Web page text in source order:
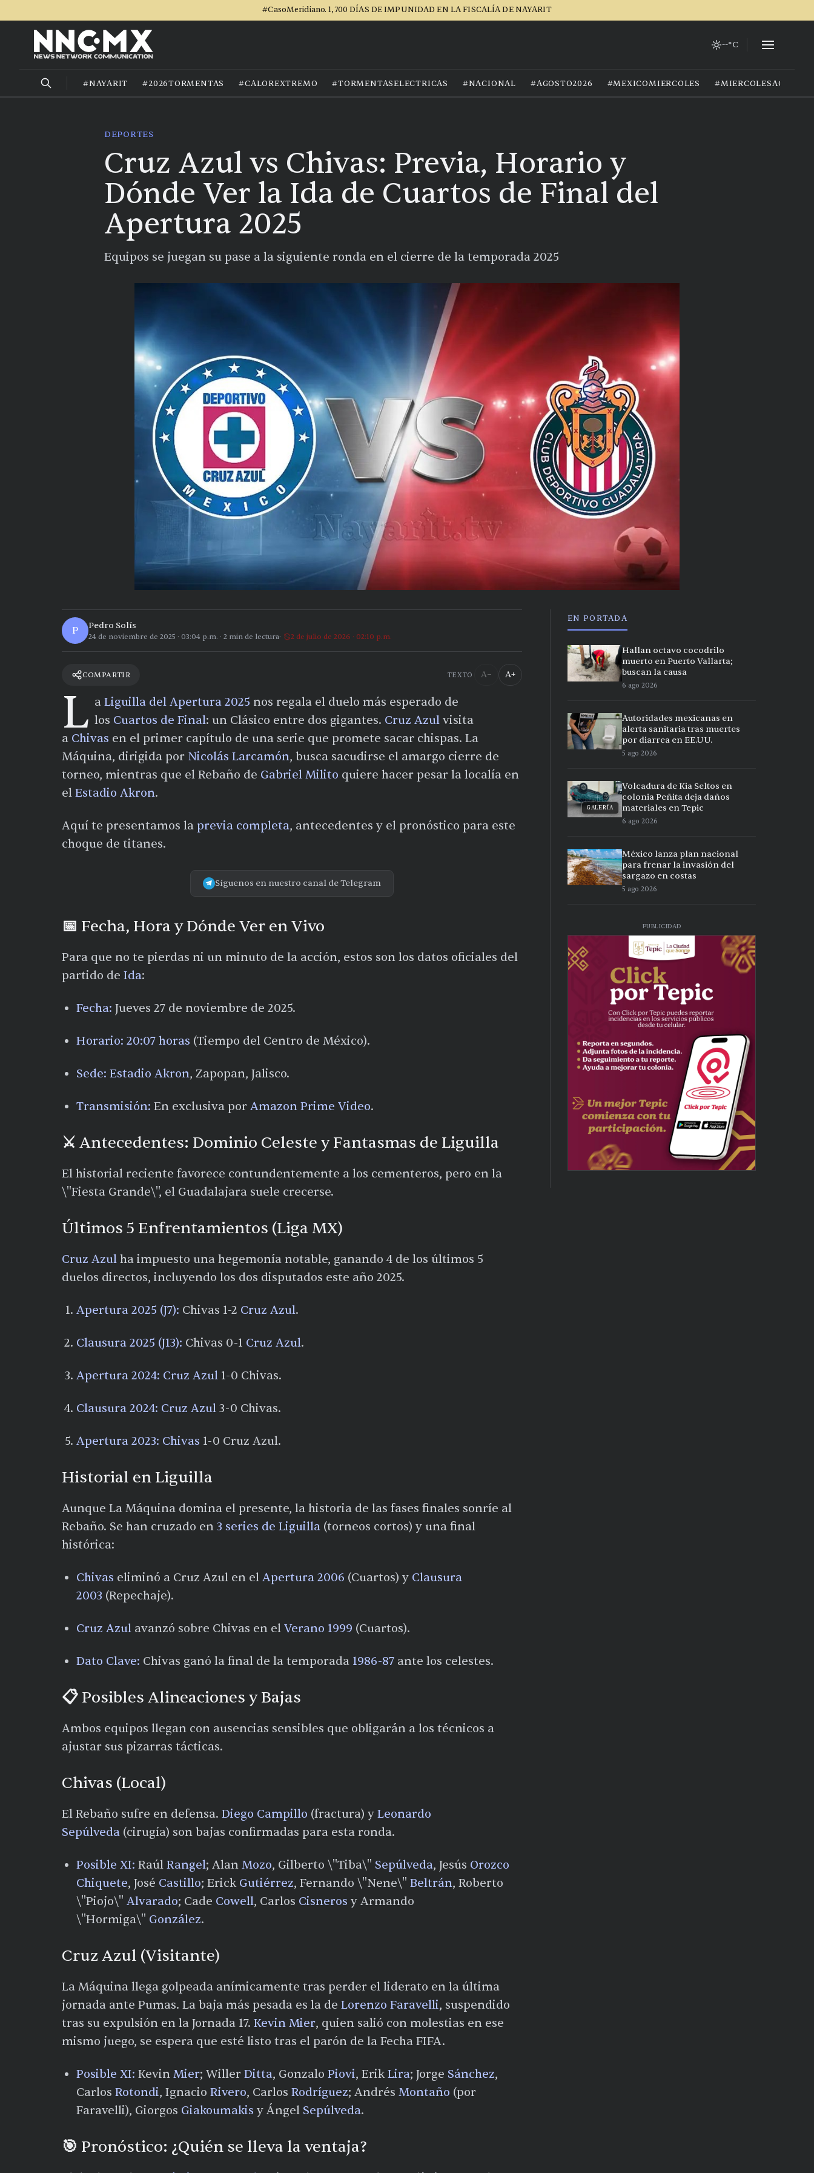
#CasoMeridiano. 1,700 DÍAS DE IMPUNIDAD EN LA FISCALÍA DE NAYARIT
--°C
#NAYARIT #2026TORMENTAS #CALOREXTREMO #TORMENTASELECTRICAS #NACIONAL #AGOSTO2026 #MEXICOMIERCOLES #MIERCOLESAGOSTO
DEPORTES
Cruz Azul vs Chivas: Previa, Horario y
Dónde Ver la Ida de Cuartos de Final del
Apertura 2025
Equipos se juegan su pase a la siguiente ronda en el cierre de la temporada 2025
P Pedro Solís
24 de noviembre de 2025 · 03:04 p.m. · 2 min de lectura 2 de julio de 2026 · 02:10 p.m.
COMPARTIR TEXTO A− A+
L a Liguilla del Apertura 2025 nos regala el duelo más esperado de
los Cuartos de Final: un Clásico entre dos gigantes. Cruz Azul visita
a Chivas en el primer capítulo de una serie que promete sacar chispas. La
Máquina, dirigida por Nicolás Larcamón, busca sacudirse el amargo cierre de
torneo, mientras que el Rebaño de Gabriel Milito quiere hacer pesar la localía en
el Estadio Akron.
Aquí te presentamos la previa completa, antecedentes y el pronóstico para este
choque de titanes.
Síguenos en nuestro canal de Telegram
📅 Fecha, Hora y Dónde Ver en Vivo
Para que no te pierdas ni un minuto de la acción, estos son los datos oficiales del
partido de Ida:
Fecha: Jueves 27 de noviembre de 2025.
Horario: 20:07 horas (Tiempo del Centro de México).
Sede: Estadio Akron, Zapopan, Jalisco.
Transmisión: En exclusiva por Amazon Prime Video.
⚔️ Antecedentes: Dominio Celeste y Fantasmas de Liguilla
El historial reciente favorece contundentemente a los cementeros, pero en la
\"Fiesta Grande\", el Guadalajara suele crecerse.
Últimos 5 Enfrentamientos (Liga MX)
Cruz Azul ha impuesto una hegemonía notable, ganando 4 de los últimos 5
duelos directos, incluyendo los dos disputados este año 2025.
Apertura 2025 (J7): Chivas 1-2 Cruz Azul.​
Clausura 2025 (J13): Chivas 0-1 Cruz Azul.​
Apertura 2024: Cruz Azul 1-0 Chivas.​
Clausura 2024: Cruz Azul 3-0 Chivas.​
Apertura 2023: Chivas 1-0 Cruz Azul.​
Historial en Liguilla
Aunque La Máquina domina el presente, la historia de las fases finales sonríe al
Rebaño. Se han cruzado en 3 series de Liguilla (torneos cortos) y una final
histórica:
Chivas eliminó a Cruz Azul en el Apertura 2006 (Cuartos) y Clausura
2003 (Repechaje).
Cruz Azul avanzó sobre Chivas en el Verano 1999 (Cuartos).
Dato Clave: Chivas ganó la final de la temporada 1986-87 ante los celestes.​
📋 Posibles Alineaciones y Bajas
Ambos equipos llegan con ausencias sensibles que obligarán a los técnicos a
ajustar sus pizarras tácticas.
Chivas (Local)
El Rebaño sufre en defensa. Diego Campillo (fractura) y Leonardo
Sepúlveda (cirugía) son bajas confirmadas para esta ronda.​
Posible XI: Raúl Rangel; Alan Mozo, Gilberto \"Tiba\" Sepúlveda, Jesús Orozco
Chiquete, José Castillo; Erick Gutiérrez, Fernando \"Nene\" Beltrán, Roberto
\"Piojo\" Alvarado; Cade Cowell, Carlos Cisneros y Armando
\"Hormiga\" González.
Cruz Azul (Visitante)
La Máquina llega golpeada anímicamente tras perder el liderato en la última
jornada ante Pumas. La baja más pesada es la de Lorenzo Faravelli, suspendido
tras su expulsión en la Jornada 17. Kevin Mier, quien salió con molestias en ese
mismo juego, se espera que esté listo tras el parón de la Fecha FIFA.​
Posible XI: Kevin Mier; Willer Ditta, Gonzalo Piovi, ErikLira; Jorge Sánchez,
Carlos Rotondi, Ignacio Rivero, Carlos Rodríguez; Andrés Montaño (por
Faravelli), Giorgos Giakoumakis y Ángel Sepúlveda.
🎯 Pronóstico: ¿Quién se lleva la ventaja?
EN PORTADA
Hallan octavo cocodrilo
muerto en Puerto Vallarta;
buscan la causa
6 ago 2026
Autoridades mexicanas en
alerta sanitaria tras muertes
por diarrea en EE.UU.
5 ago 2026
GALERÍA
Volcadura de Kia Seltos en
colonia Peñita deja daños
materiales en Tepic
6 ago 2026
México lanza plan nacional
para frenar la invasión del
sargazo en costas
5 ago 2026
PUBLICIDAD